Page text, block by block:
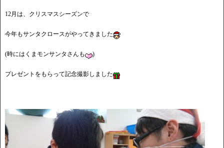
12月は、クリスマスシーズンで
今年もサンタクロースがやってきました
(時にはくまモンサンタさんも )
プレゼントをもらって記念撮影しました